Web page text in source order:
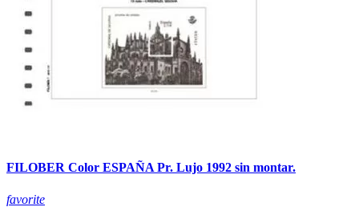
FILOBER Color ESPAÑA Pr. Lujo 1992 sin montar.
favorite